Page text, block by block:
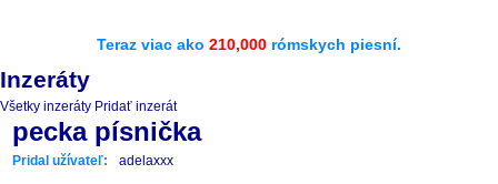
Teraz viac ako 210,000 rómskych piesní.
Inzeráty
Všetky inzeráty Pridať inzerát
pecka písnička
Pridal užívateľ: adelaxxx